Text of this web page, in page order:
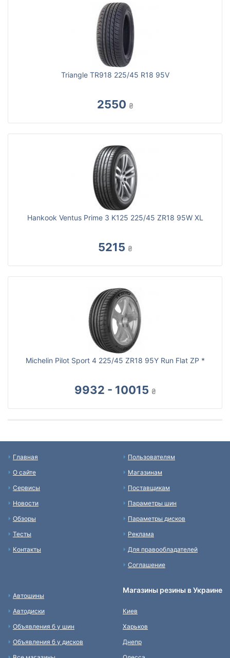
Triangle TR918 225/45 R18 95V
2550 ₴
Hankook Ventus Prime 3 K125 225/45 ZR18 95W XL
5215 ₴
Michelin Pilot Sport 4 225/45 ZR18 95Y Run Flat ZP *
9932 - 10015 ₴
Главная
О сайте
Сервисы
Новости
Обзоры
Тесты
Контакты
Пользователям
Магазинам
Поставщикам
Параметры шин
Параметры дисков
Реклама
Для правообладателей
Соглашение
Автошины
Автодиски
Объявления б у шин
Объявления б у дисков
Магазины резины в Украине
Киев
Харьков
Днепр